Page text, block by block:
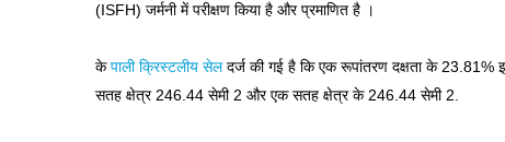
(ISFH) जर्मनी में परीक्षण किया है और प्रमाणित है ।
केपाली क्रिस्टलीय सेलदर्ज की गई है कि एक रूपांतरण दक्षता के 23.81%
सतह क्षेत्र 246.44 सेमी 2 और एक सतह क्षेत्र के 246.44 सेमी 2.